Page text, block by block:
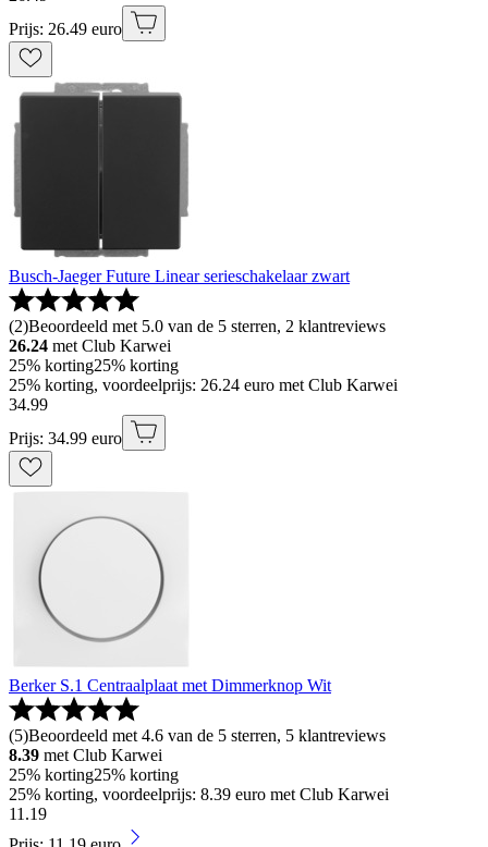
Prijs: 26.49 euro
Busch-Jaeger Future Linear serieschakelaar zwart
(2)Beoordeeld met 5.0 van de 5 sterren, 2 klantreviews
26.24 met Club Karwei
25% korting25% korting
25% korting, voordeelprijs: 26.24 euro met Club Karwei
34.99
Prijs: 34.99 euro
Berker S.1 Centraalplaat met Dimmerknop Wit
(5)Beoordeeld met 4.6 van de 5 sterren, 5 klantreviews
8.39 met Club Karwei
25% korting25% korting
25% korting, voordeelprijs: 8.39 euro met Club Karwei
11 .19